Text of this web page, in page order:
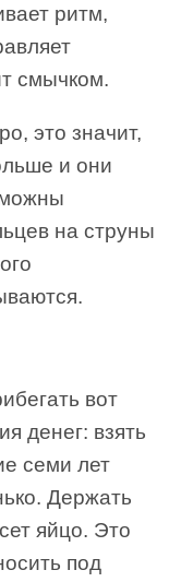
ритм,
смычком.
это значит,
и они
на струны
вот
денег: взять
семи лет
Держать
яйцо. Это
под